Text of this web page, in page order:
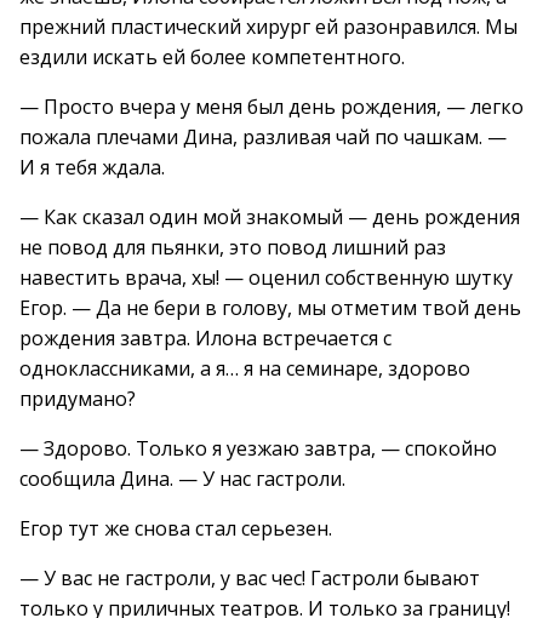
прежний пластический хирург ей разонравился. Мы
ездили искать ей более компетентного.
— Просто вчера у меня был день рождения, — легко
пожала плечами Дина, разливая чай по чашкам. —
И я тебя ждала.
— Как сказал один мой знакомый — день рождения
не повод для пьянки, это повод лишний раз
навестить врача, хы! — оценил собственную шутку
Егор. — Да не бери в голову, мы отметим твой день
рождения завтра. Илона встречается с
одноклассниками, а я… я на семинаре, здорово
придумано?
— Здорово. Только я уезжаю завтра, — спокойно
сообщила Дина. — У нас гастроли.
Егор тут же снова стал серьезен.
— У вас не гастроли, у вас чес! Гастроли бывают
только у приличных театров. И только за границу!